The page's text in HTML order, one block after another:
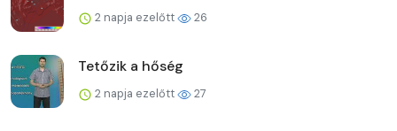
2 napja ezelőtt 26
Tetőzik a hőség
2 napja ezelőtt 27